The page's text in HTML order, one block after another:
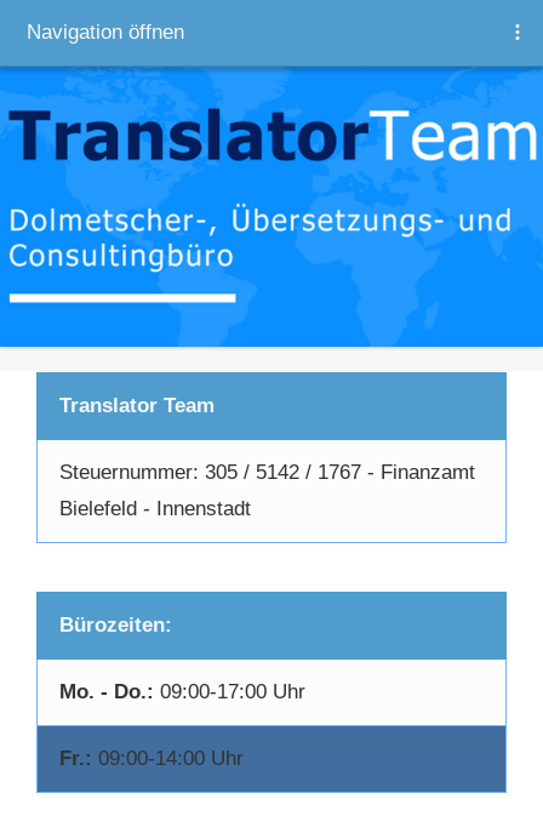
Navigation öffnen
Translator Team
Steuernummer: 305 / 5142 / 1767 - Finanzamt
Bielefeld - Innenstadt
Bürozeiten:
Mo. - Do.: 09:00-17:00 Uhr
Fr.: 09:00-14:00 Uhr